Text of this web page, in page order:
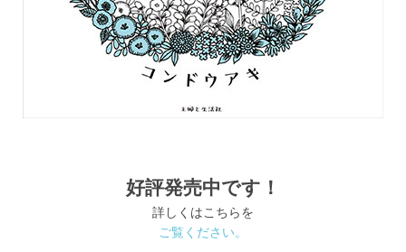
好評発売中です！
詳しくはこちらを
ご覧ください。